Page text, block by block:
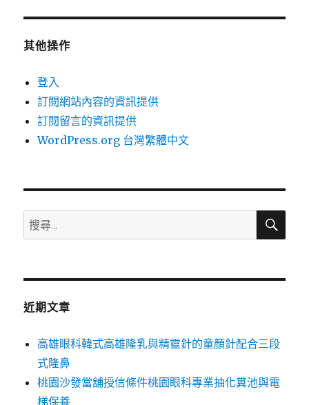
其他操作
登入
訂閱網站內容的資訊提供
訂閱留言的資訊提供
WordPress.org 台灣繁體中文
搜
尋
鍵
搜
近期文章
高雄眼科韓式高雄隆乳與精靈針的童顏針配合三段
式隆鼻
桃園沙發當舖授信條件桃園眼科專業抽化糞池與電
梯保養